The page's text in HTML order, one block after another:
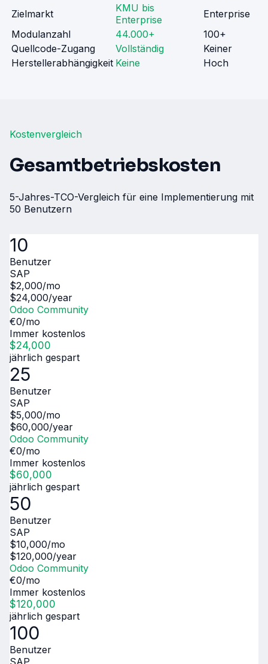
Zielmarkt
KMU bis
Enterprise
Enterprise
Modulanzahl
44.000+
100+
Quellcode-Zugang
Vollständig
Keiner
Herstellerabhängigkeit Keine Hoch
Kostenvergleich
Gesamtbetriebskosten
5-Jahres-TCO-Vergleich für eine Implementierung mit
50 Benutzern
10
Benutzer
SAP
$2,000/mo
$24,000/year
Odoo Community
€0/mo
Immer kostenlos
$24,000
jährlich gespart
25
Benutzer
SAP
$5,000/mo
$60,000/year
Odoo Community
€0/mo
Immer kostenlos
$60,000
jährlich gespart
50
Benutzer
SAP
$10,000/mo
$120,000/year
Odoo Community
€0/mo
Immer kostenlos
$120,000
jährlich gespart
100
Benutzer